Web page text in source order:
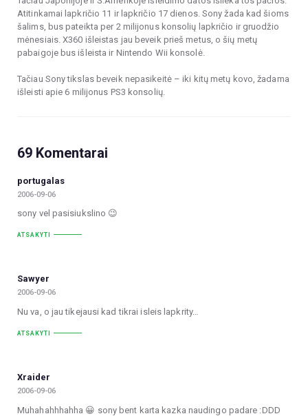
Atitinkamai lapkričio 11 ir lapkričio 17 dienos. Sony žada kad šioms
šalims, bus pateikta per 2 milijonus konsolių lapkričio ir gruodžio
mėnesiais. X360 išleistas jau beveik prieš metus, o šių metų
pabaigoje bus išleista ir Nintendo Wii konsolė.
Tačiau Sony tikslas beveik nepasikeitė – iki kitų metų kovo, žadama
išleisti apie 6 milijonus PS3 konsolių.
69 Komentarai
portugalas
2006-09-06
sony vel pasisiukslino 😉
ATSAKYTI
Sawyer
2006-09-06
Nu va, o jau tikejausi kad tikrai isleis lapkrity…
ATSAKYTI
Xraider
2006-09-06
Muhahahhhahha 😀 sony bent karta kazka naudingo padare :DDD